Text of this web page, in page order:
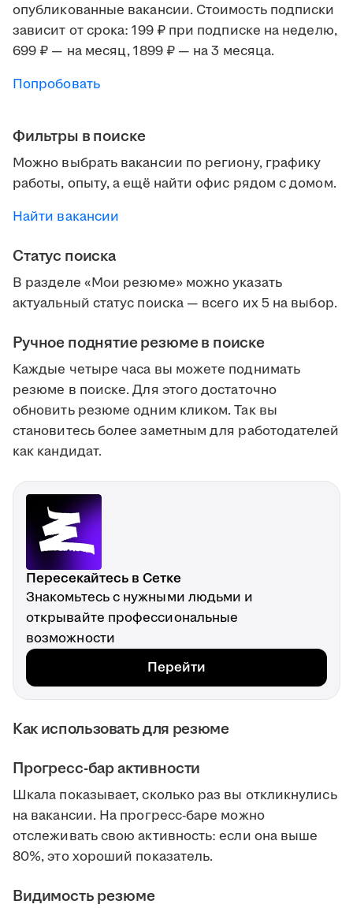
опубликованные вакансии. Стоимость подписки
зависит от срока: 199 ₽ при подписке на неделю,
699 ₽ — на месяц, 1899 ₽ — на 3 месяца.
Попробовать
Фильтры в поиске
Можно выбрать вакансии по региону, графику
работы, опыту, а ещё найти офис рядом с домом.
Найти вакансии
Статус поиска
В разделе «Мои резюме» можно указать
актуальный статус поиска — всего их 5 на выбор.
Ручное поднятие резюме в поиске
Каждые четыре часа вы можете поднимать
резюме в поиске. Для этого достаточно
обновить резюме одним кликом. Так вы
становитесь более заметным для работодателей
как кандидат.
Пересекайтесь в Сетке
Знакомьтесь с нужными людьми и
открывайте профессиональные
возможности
Перейти
Как использовать для резюме
Прогресс-бар активности
Шкала показывает, сколько раз вы откликнулись
на вакансии. На прогресс-баре можно
отслеживать свою активность: если она выше
80%, это хороший показатель.
Видимость резюме